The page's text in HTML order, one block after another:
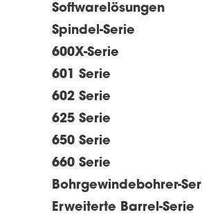
Softwarelösungen
Spindel-Serie
600X-Serie
601 Serie
602 Serie
625 Serie
650 Serie
660 Serie
Bohrgewindebohrer-
Erweiterte Barrel-Serie